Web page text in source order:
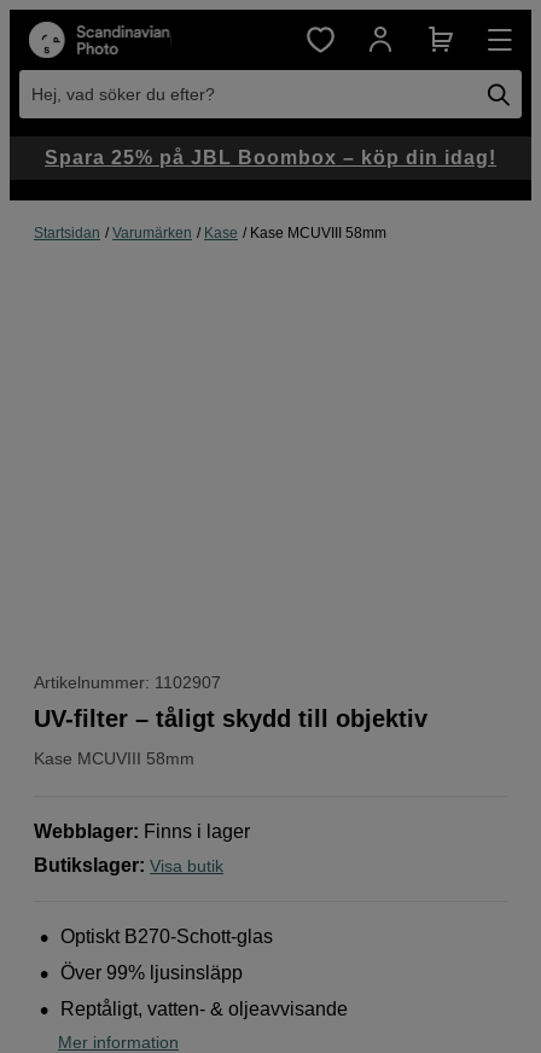
Hej, vad söker du efter?
Startsidan Varumärken Kase Kase MCUVIII 58mm
Artikelnummer: 1102907
Kase MCUVIII 58mm
UV-filter – tåligt skydd till objektiv
Webblager: Finns i lager
Butikslager: Visa butik
Optiskt B270-Schott-glas
Över 99% ljusinsläpp
Reptåligt, vatten- & oljeavvisande
Mer information
Spara 25% på JBL Boombox – köp din idag!